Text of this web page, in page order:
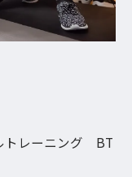
トレーニング BT